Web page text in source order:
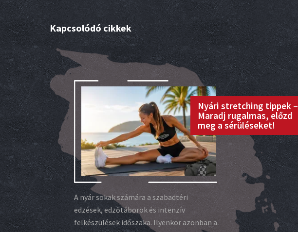
Kapcsolódó cikkek
A nyár sokak számára a szabadtéri
edzések, edzőtáborok és intenzív
felkészülések időszaka. Ilyenkor azonban a
Nyári stretching tippek –
Maradj rugalmas, előzd
meg a sérüléseket!